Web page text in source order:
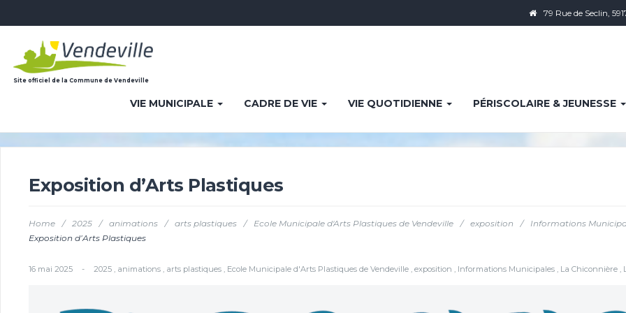
79 Rue de Seclin,
Site officiel de la Commune de Vendeville
VIE MUNICIPALE CADRE DE VIE VIE QUOTIDIENNE PÉRISCOLAIRE & JEUNESSE
Exposition d’Arts Plastiques
Home / 2025 / animations / arts plastiques / Ecole Municipale d'Arts Plastiques de Vendeville / exposition /
Informations
Exposition d’Arts Plastiques
16 mai 2025 - 2025 , animations , arts plastiques , Ecole Municipale d'Arts Plastiques de Vendeville ,exposition , Informations Municipales , La Chiconnière ,